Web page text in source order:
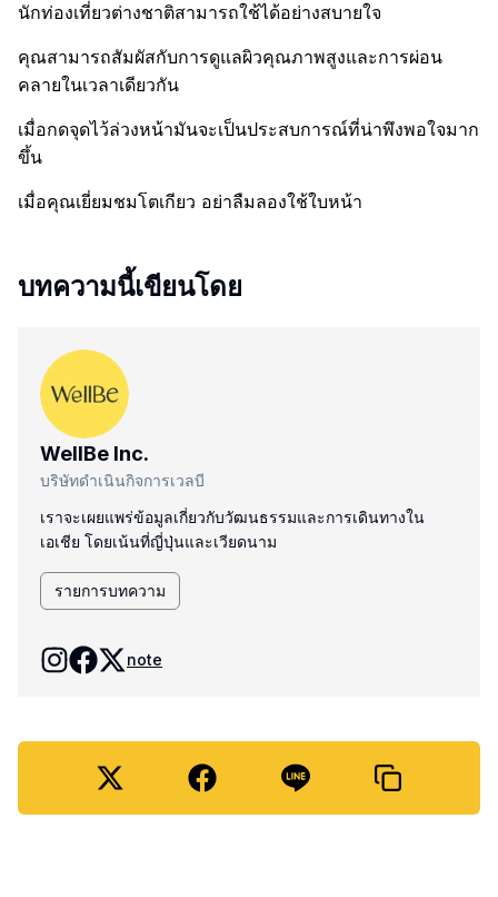
นักท่องเที่ยวต่างชาติสามารถใช้ได้อย่างสบายใจ
คุณสามารถสัมผัสกับการดูแลผิวคุณภาพสูงและการผ่อน
คลายในเวลาเดียวกัน
เมื่อกดจุดไว้ล่วงหน้ามันจะเป็นประสบการณ์ที่น่าพึงพอใจมาก
ขึ้น
เมื่อคุณเยี่ยมชมโตเกียว อย่าลืมลองใช้ใบหน้า
บทความนี้เขียนโดย
WellBe Inc.
บริษัทดำเนินกิจการเวลบี
เราจะเผยแพร่ข้อมูลเกี่ยวกับวัฒนธรรมและการเดินทางใน
เอเชีย โดยเน้นที่ญี่ปุ่นและเวียดนาม
รายการบทความ
note